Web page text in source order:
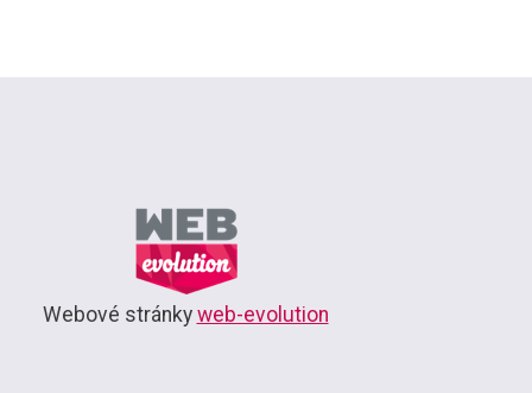
Webové stránky web-evolution